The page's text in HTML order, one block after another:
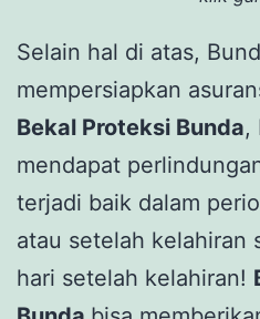
Selain hal di atas,
mempersiapkan
Bekal Proteksi Bunda,
mendapat
terjadi baik dalam
atau setelah kelahiran
hari setelah kelahiran!